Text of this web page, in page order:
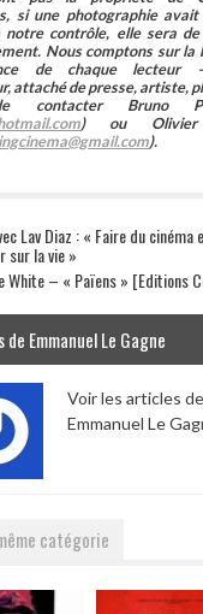
si une photographie
notre contrôle, elle sera
Nous comptons sur la
de chaque lecteur
attaché de presse, artiste,
contacter Bruno
) ou Olivier
).
Lav Diaz : « Faire du cinéma
sur la vie »
White – « Païens » [Editions
de Emmanuel Le Gagne
Voir les articles de
Emmanuel Le
catégorie